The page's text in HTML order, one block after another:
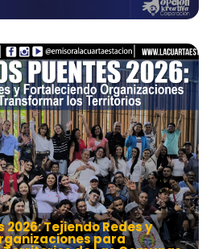
2026: Tejiendo Redes y
para